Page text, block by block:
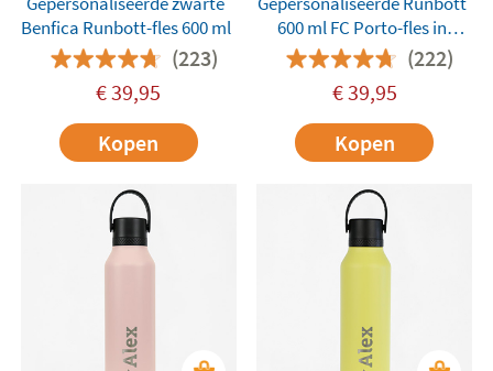
Benfica Runbott-fles 600 ml
(223)
€39,95
Kopen
600 ml FC Porto-fles in
marineblauw(222)
€39,95
Kopen